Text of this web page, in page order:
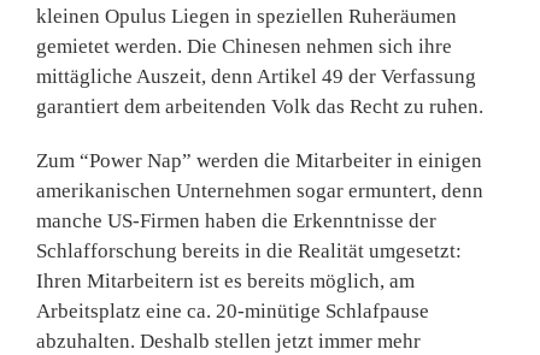
kleinen Opulus Liegen in speziellen Ruheräu­men
gemietet werden. Die Chi­nesen nehmen sich ihre
mittägli­che Auszeit, denn Artikel 49 der Verfassung
garantiert dem ar­beitenden Volk das Recht zu ruhen.
Zum “Power Nap” werden die Mitarbeiter in einigen
amerika­nischen Unternehmen sogar er­muntert, denn
manche US-Fir­men haben die Erkenntnisse der
Schlafforschung bereits in die Realität umgesetzt:
Ihren Mitar­beitern ist es bereits möglich, am
Arbeitsplatz eine ca. 20-minüti­ge Schlafpause
abzuhalten. Des­halb stellen jetzt immer mehr